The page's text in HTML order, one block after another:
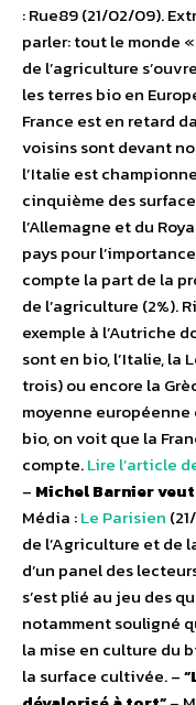
: Rue89 (21/02/09).
parler: tout le monde
de l’agriculture
les terres bio en
France est en retard
voisins sont devant
l’Italie est
cinquième des
l’Allemagne et du
pays pour
compte la part de la
de l’agriculture (2%).
exemple à l’Autriche
sont en bio, l’Italie, la
trois) ou encore la
moyenne européenne
bio, on voit que la
compte.Lire l’article
– Michel Barnier
Média :Le Parisien
de l’Agriculture et de
d’un panel des
s’est plié au jeu des
notamment souligné
la mise en culture du
la surface cultivée. –